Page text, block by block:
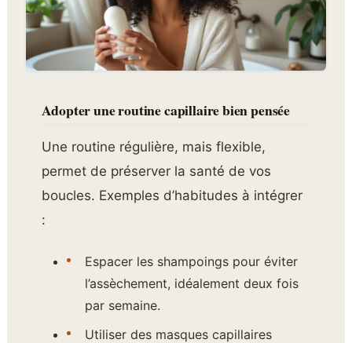
Adopter une routine capillaire bien pensée
Une routine régulière, mais flexible,
permet de préserver la santé de vos
boucles. Exemples d’habitudes à intégrer
:
Espacer les shampoings pour éviter
l’assèchement, idéalement deux fois
par semaine.
Utiliser des masques capillaires